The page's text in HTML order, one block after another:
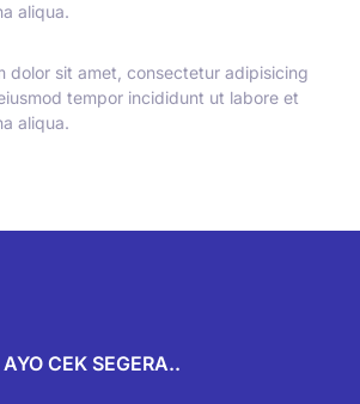
aliqua.
dolor sit amet, consectetur adipisicing
tempor incididunt ut labore et
aliqua.
AYO CEK SEGERA..